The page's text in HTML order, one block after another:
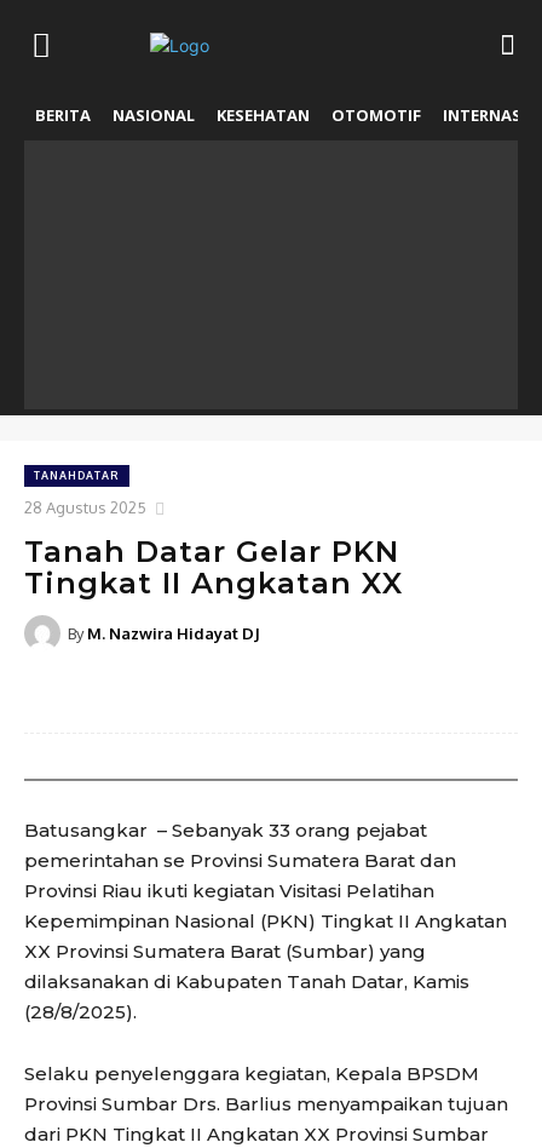
BERITA NASIONAL KESEHATAN OTOMOTIF
TANAHDATAR
28 Agustus 2025
Tanah Datar Gelar PKN
Tingkat II Angkatan XX
By M. Nazwira Hidayat DJ
Batusangkar – Sebanyak 33 orang pejabat
pemerintahan se Provinsi Sumatera Barat dan
Provinsi Riau ikuti kegiatan Visitasi Pelatihan
Kepemimpinan Nasional (PKN) Tingkat II Angkatan
XX Provinsi Sumatera Barat (Sumbar) yang
dilaksanakan di Kabupaten Tanah Datar, Kamis
(28/8/2025).
Selaku penyelenggara kegiatan, Kepala BPSDM
Provinsi Sumbar Drs. Barlius menyampaikan tujuan
dari PKN Tingkat II Angkatan XX Provinsi Sumbar